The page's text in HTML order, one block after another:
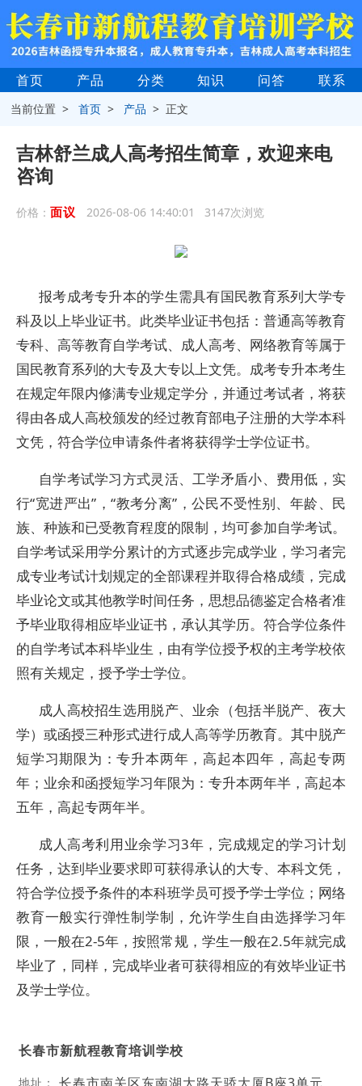
首页 产品 分类 知识 问答 联系
当前位置 >首页 > 产品 > 正文
吉林舒兰成人高考招生简章，欢迎来电
咨询
价格： 面议 2026-08-06 14:40:01 3147次浏览
报考成考专升本的学生需具有国民教育系列大学专
科及以上毕业证书。此类毕业证书包括：普通高等教育
专科、高等教育自学考试、成人高考、网络教育等属于
国民教育系列的大专及大专以上文凭。成考专升本考生
在规定年限内修满专业规定学分，并通过考试者，将获
得由各成人高校颁发的经过教育部电子注册的大学本科
文凭，符合学位申请条件者将获得学士学位证书。
自学考试学习方式灵活、工学矛盾小、费用低，实
行“宽进严出”，“教考分离”，公民不受性别、年龄、民
族、种族和已受教育程度的限制，均可参加自学考试。
自学考试采用学分累计的方式逐步完成学业，学习者完
成专业考试计划规定的全部课程并取得合格成绩，完成
毕业论文或其他教学时间任务，思想品德鉴定合格者准
予毕业取得相应毕业证书，承认其学历。符合学位条件
的自学考试本科毕业生，由有学位授予权的主考学校依
照有关规定，授予学士学位。
成人高校招生选用脱产、业余（包括半脱产、夜大
学）或函授三种形式进行成人高等学历教育。其中脱产
短学习期限为：专升本两年，高起本四年，高起专两
年；业余和函授短学习年限为：专升本两年半，高起本
五年，高起专两年半。
成人高考利用业余学习3年，完成规定的学习计划
任务，达到毕业要求即可获得承认的大专、本科文凭，
符合学位授予条件的本科班学员可授予学士学位；网络
教育一般实行弹性制学制，允许学生自由选择学习年
限，一般在2-5年，按照常规，学生一般在2.5年就完成
毕业了，同样，完成毕业者可获得相应的有效毕业证书
及学士学位。
长春市新航程教育培训学校
地址： 长春市南关区东南湖大路天骄大厦B座3单元